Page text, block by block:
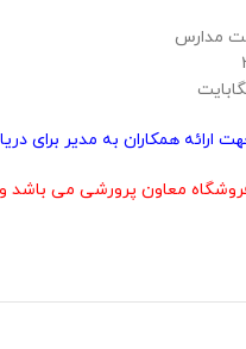
مدارس
ارائه همکاران به مدیر برای
معاون پرورشی می باشد و